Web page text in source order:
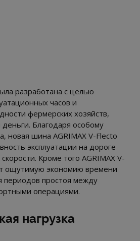
разработана с целью
часов и
фермерских хозяйств,
Благодаря особому
новая шина AGRIMAX V-Flecto
эксплуатации на дороге
Кроме того AGRIMAX V-
ощутимую экономию времени
периодов простоя между
операциями.
нагрузка